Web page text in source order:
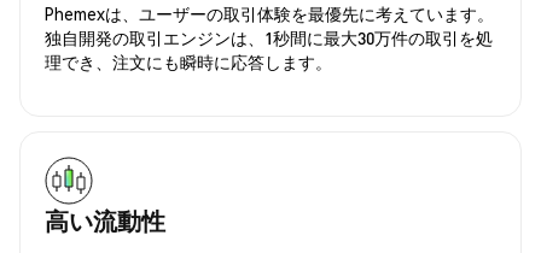
Phemexは、ユーザーの取引体験を最優先に考えています。
独自開発の取引エンジンは、1秒間に最大30万件の取引を処
理でき、注文にも瞬時に応答します。
高い流動性